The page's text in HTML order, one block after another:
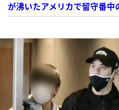
が沸いたアメリカで留守番中